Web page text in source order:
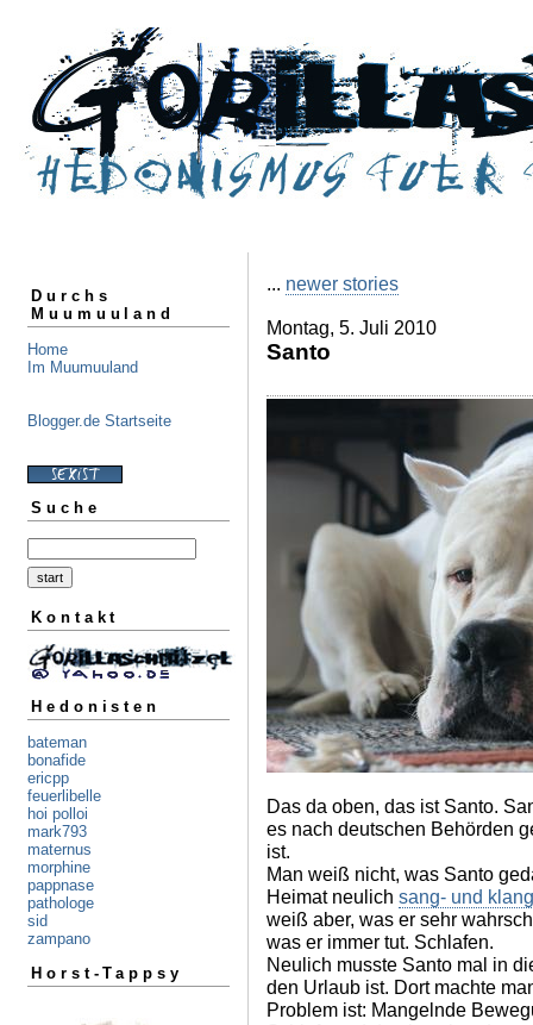
Durchs
Muumuuland
Home
Im Muumuuland
Blogger.de Startseite
Suche
Kontakt
Hedonisten
bateman
bonafide
ericpp
feuerlibelle
hoi polloi
mark793
maternus
morphine
pappnase
pathologe
sid
zampano
Horst-Tappsy
... newer stories
Montag, 5. Juli 2010
Santo
Das da oben, das ist Santo.
es nach deutschen Behörden
ist.
Man weiß nicht, was Santo
Heimat neulich sang- und
weiß aber, was er sehr
was er immer tut. Schlafen.
Neulich musste Santo mal in
den Urlaub ist. Dort machte
Problem ist: Mangelnde